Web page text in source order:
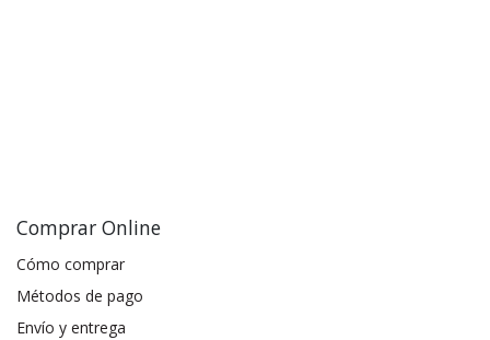
Comprar Online
Cómo comprar
Métodos de pago
Envío y entrega